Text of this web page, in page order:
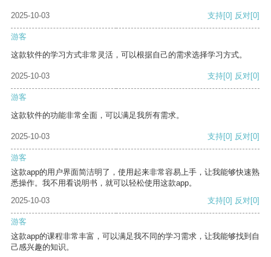
2025-10-03 支持[0] 反对[0]
游客
这款软件的学习方式非常灵活，可以根据自己的需求选择学习方式。
2025-10-03 支持[0] 反对[0]
游客
这款软件的功能非常全面，可以满足我所有需求。
2025-10-03 支持[0] 反对[0]
游客
这款app的用户界面简洁明了，使用起来非常容易上手，让我能够快速熟
悉操作。我不用看说明书，就可以轻松使用这款app。
2025-10-03
支持[0] 反对[0]
游客
这款app的课程非常丰富，可以满足我不同的学习需求，让我能够找到自
己感兴趣的知识。